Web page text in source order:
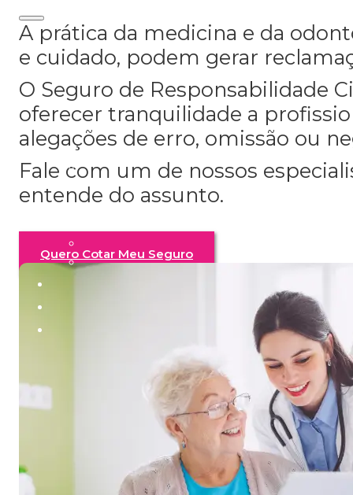
A prática da medicina e da
e cuidado, podem gerar
O Seguro de Responsabilidade
oferecer tranquilidade a
alegações de erro, omissão ou
Fale com um de nossos
entende do assunto.
Quero Cotar Meu Seguro